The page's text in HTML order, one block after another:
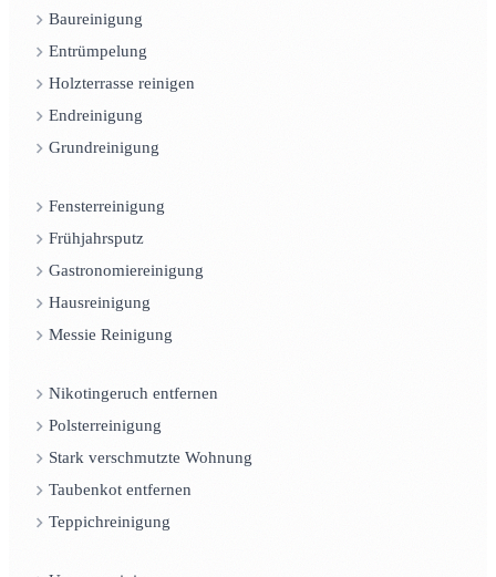
Baureinigung
Entrümpelung
Holzterrasse reinigen
Endreinigung
Grundreinigung
Fensterreinigung
Frühjahrsputz
Gastronomiereinigung
Hausreinigung
Messie Reinigung
Nikotingeruch entfernen
Polsterreinigung
Stark verschmutzte Wohnung
Taubenkot entfernen
Teppichreinigung